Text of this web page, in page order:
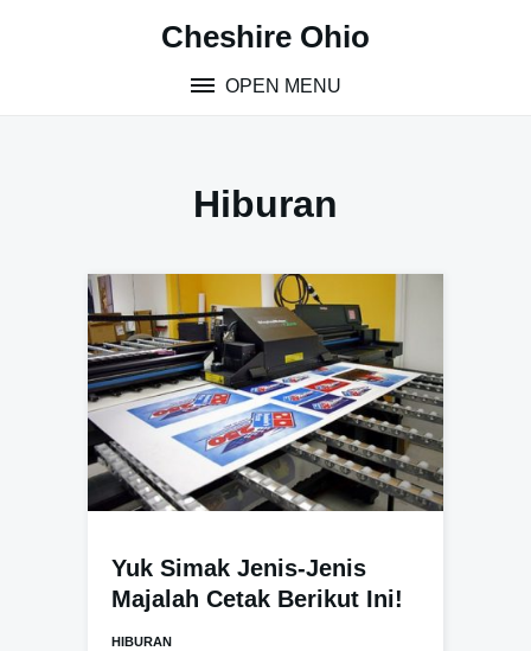
Cheshire Ohio
OPEN MENU
Hiburan
Yuk Simak Jenis-Jenis
Majalah Cetak Berikut Ini!
HIBURAN